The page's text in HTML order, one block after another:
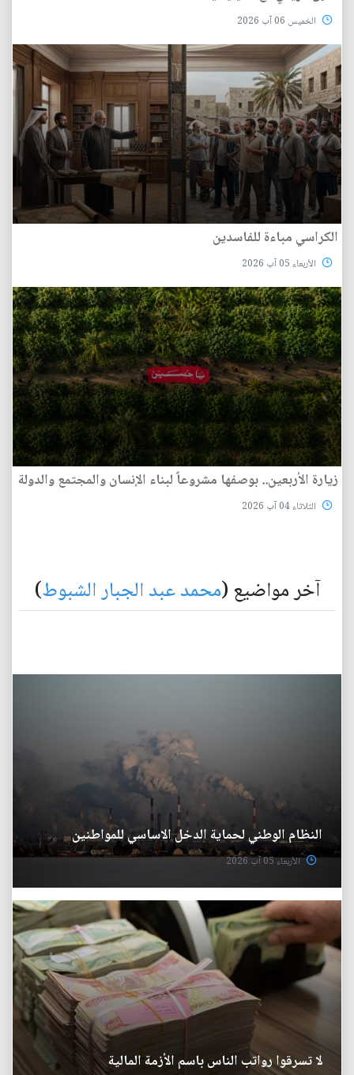
الخميس 06 آب 2026
الكراسي مباءة للفاسدين
الأربعاء 05 آب 2026
زيارة الأربعين.. بوصفها مشروعاً لبناء الإنسان والمجتمع والدولة
الثلاثاء 04 آب 2026
آخر مواضيع (محمد عبد الجبار الشبوط)
النظام الوطني لحماية الدخل الاساسي للمواطنين
الأربعاء 05 آب 2026
لا تسرقوا رواتب الناس باسم الأزمة المالية